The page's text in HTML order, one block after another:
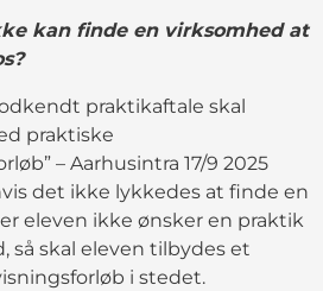
kan finde en virksomhed at
praktikaftale skal
praktiske
– Aarhusintra 17/9 2025
det ikke lykkedes at finde en
eleven ikke ønsker en praktik
så skal eleven tilbydes et
i stedet.